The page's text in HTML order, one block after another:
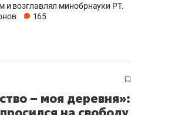
и возглавлял минобрнауки РТ.
165
– моя деревня»: